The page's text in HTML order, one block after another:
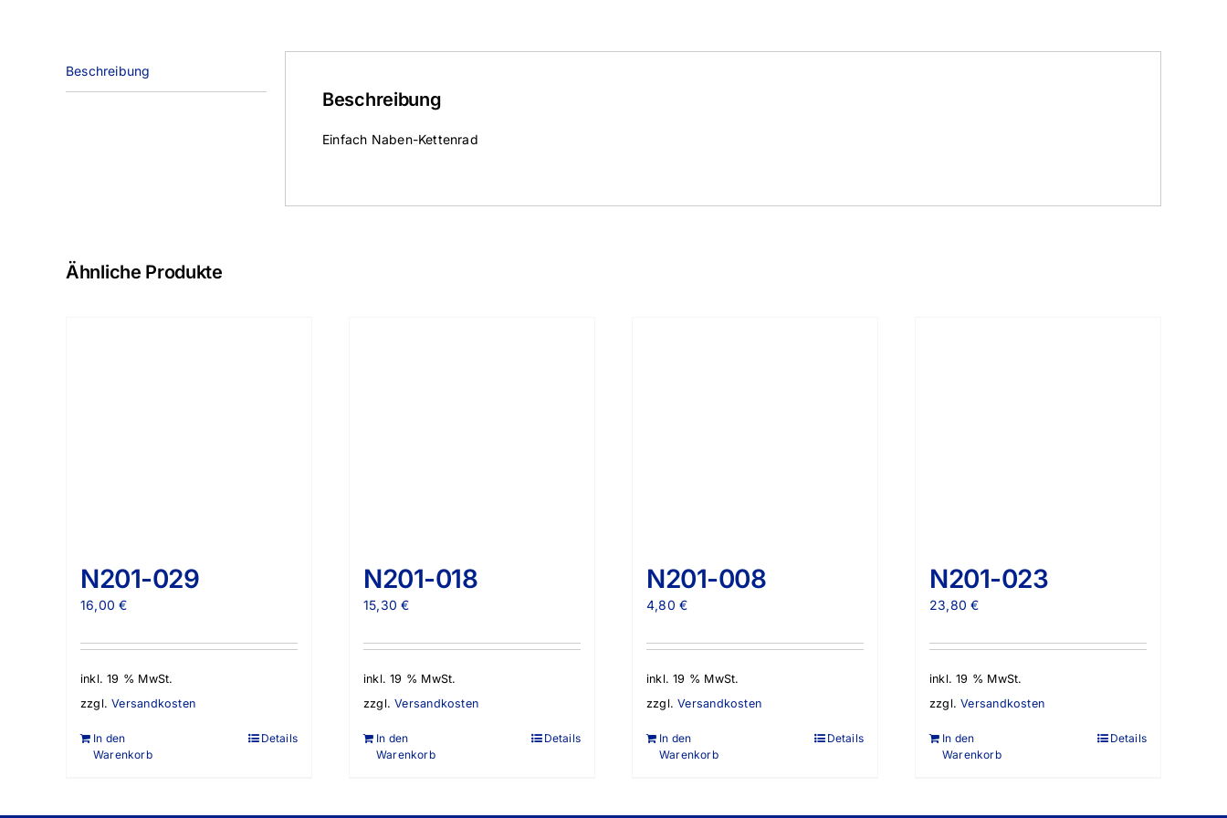
Beschreibung
Beschreibung
Einfach Naben-Kettenrad
Ähnliche Produkte
N201-029
16,00€
inkl. 19 % MwSt.
zzgl.Versandkosten
In den
Warenkorb
Details
N201-018
15,30€
inkl. 19 % MwSt.
zzgl.Versandkosten
In den
Warenkorb
Details
N201-008
4,80€
inkl. 19 % MwSt.
zzgl.Versandkosten
In den
Warenkorb
Details
N201-023
23,80€
inkl. 19 % MwSt.
zzgl.Versandkosten
In den
Warenkorb
Details